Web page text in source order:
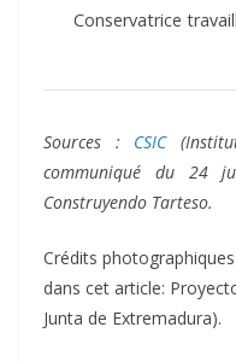
Conservatrice
Sources : CSIC
communiqué du 24
Construyendo Tarteso.
Crédits
dans cet article:
Junta de Extremadura).